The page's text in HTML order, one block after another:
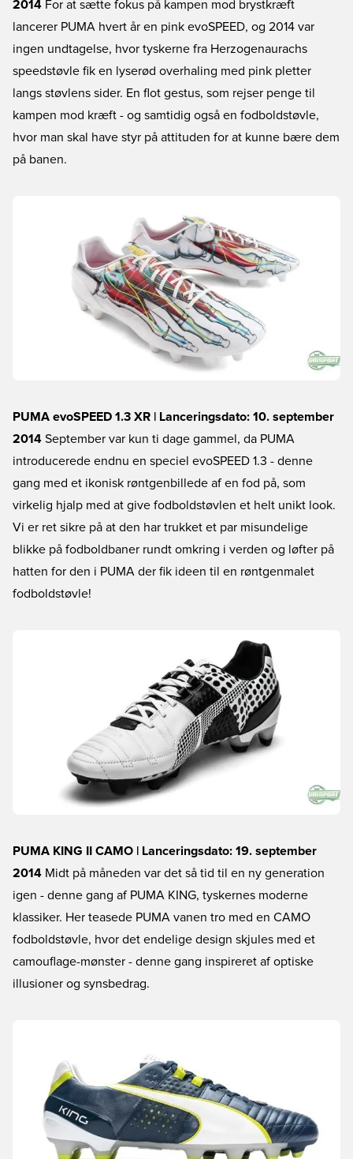
2014 For at sætte fokus på kampen mod brystkræft
lancerer PUMA hvert år en pink evoSPEED, og 2014 var
ingen undtagelse, hvor tyskerne fra Herzogenaurachs
speedstøvle fik en lyserød overhaling med pink pletter
langs støvlens sider. En flot gestus, som rejser penge til
kampen mod kræft - og samtidig også en fodboldstøvle,
hvor man skal have styr på attituden for at kunne bære dem
på banen.
PUMA evoSPEED 1.3 XR | Lanceringsdato: 10. september
2014 September var kun ti dage gammel, da PUMA
introducerede endnu en speciel evoSPEED 1.3 - denne
gang med et ikonisk røntgenbillede af en fod på, som
virkelig hjalp med at give fodboldstøvlen et helt unikt look.
Vi er ret sikre på at den har trukket et par misundelige
blikke på fodboldbaner rundt omkring i verden og løfter på
hatten for den i PUMA der fik ideen til en røntgenmalet
fodboldstøvle!
PUMA KING II CAMO | Lanceringsdato: 19. september
2014 Midt på måneden var det så tid til en ny generation
igen - denne gang af PUMA KING, tyskernes moderne
klassiker. Her teasede PUMA vanen tro med en CAMO
fodboldstøvle, hvor det endelige design skjules med et
camouflage-mønster - denne gang inspireret af optiske
illusioner og synsbedrag.